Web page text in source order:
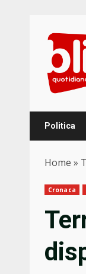
content
Politica
Home »
Cronaca